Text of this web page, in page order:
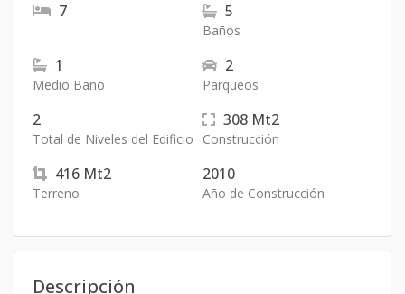
7 5
Baños
1
Medio Baño
2
Parqueos
2
Total de Niveles del Edificio
308 Mt2
Construcción
416 Mt2
Terreno
2010
Año de Construcción
Descripción